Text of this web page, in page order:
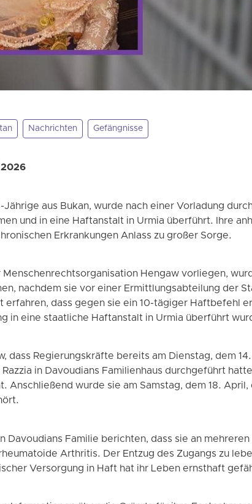
Nachrichten Gefängnisse
aus Bukan, wurde nach einer Vorladung
und in eine Haftanstalt in Urmia überführt. Ihre
Erkrankungen Anlass zu großer Sorge.
Hengaw vorliegen,
nachdem sie vor einer Ermittlungsabteilung der
erfahren, dass gegen sie ein 10-tägiger Haftbefehl
in eine staatliche Haftanstalt in Urmia überführt
dass Regierungskräfte bereits am Dienstag, dem
in Davoudians Familienhaus durchgeführt
Anschließend wurde sie am Samstag, dem 18.
Davoudians Familie berichten, dass sie an
Arthritis. Der Entzug des Zugangs zu
Versorgung in Haft hat ihr Leben ernsthaft